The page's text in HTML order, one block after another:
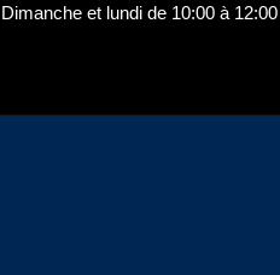
Dimanche et lundi de 10:00 à 12:00